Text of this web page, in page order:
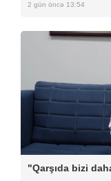
2 gün öncə 13:54
"Qarşıda bizi